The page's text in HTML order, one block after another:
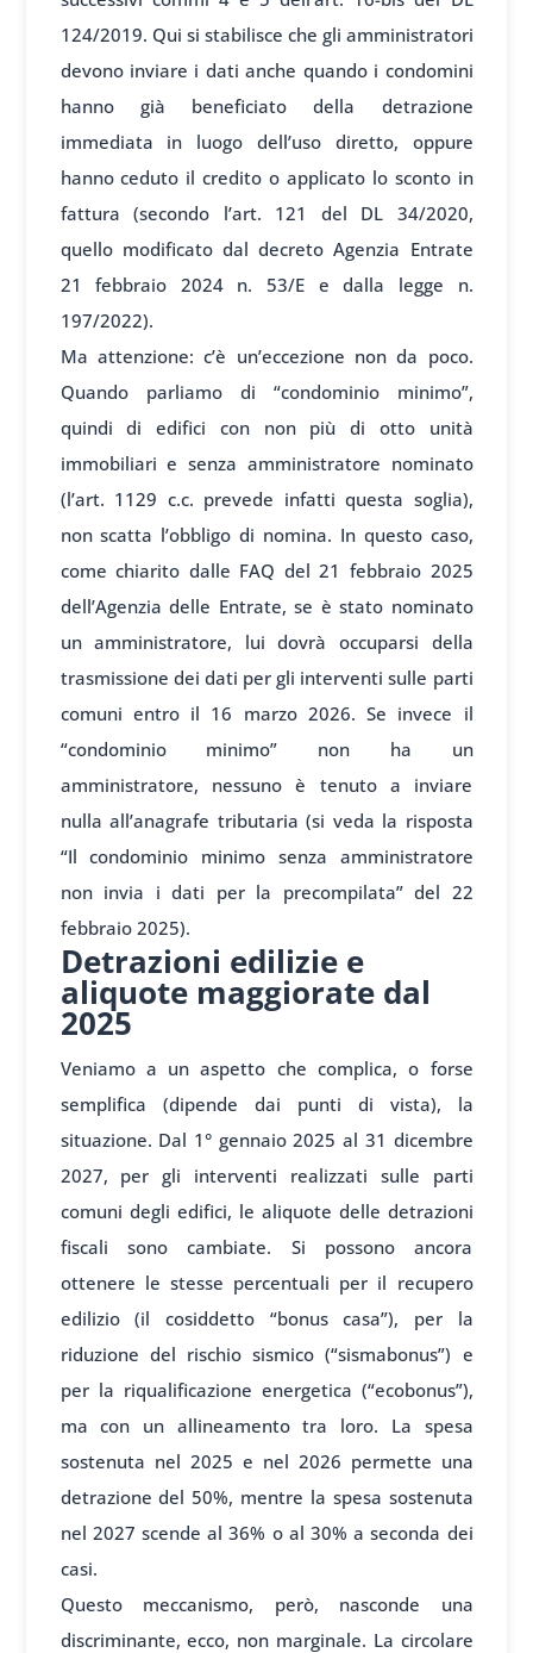
124/2019. Qui si stabilisce che gli amministratori
devono inviare i dati anche quando i condomini
hanno già beneficiato della detrazione
immediata in luogo dell’uso diretto, oppure
hanno ceduto il credito o applicato lo sconto in
fattura (secondo l’art. 121 del DL 34/2020,
quello modificato dal decreto Agenzia Entrate
21 febbraio 2024 n. 53/E e dalla legge n.
197/2022).
Ma attenzione: c’è un’eccezione non da poco.
Quando parliamo di “condominio minimo”,
quindi di edifici con non più di otto unità
immobiliari e senza amministratore nominato
(l’art. 1129 c.c. prevede infatti questa soglia),
non scatta l’obbligo di nomina. In questo caso,
come chiarito dalle FAQ del 21 febbraio 2025
dell’Agenzia delle Entrate, se è stato nominato
un amministratore, lui dovrà occuparsi della
trasmissione dei dati per gli interventi sulle parti
comuni entro il 16 marzo 2026. Se invece il
“condominio minimo” non ha un
amministratore, nessuno è tenuto a inviare
nulla all’anagrafe tributaria (si veda la risposta
“Il condominio minimo senza amministratore
non invia i dati per la precompilata” del 22
febbraio 2025).
Detrazioni edilizie e
aliquote maggiorate dal
2025
Veniamo a un aspetto che complica, o forse
semplifica (dipende dai punti di vista), la
situazione. Dal 1° gennaio 2025 al 31 dicembre
2027, per gli interventi realizzati sulle parti
comuni degli edifici, le aliquote delle detrazioni
fiscali sono cambiate. Si possono ancora
ottenere le stesse percentuali per il recupero
edilizio (il cosiddetto “bonus casa”), per la
riduzione del rischio sismico (“sismabonus”) e
per la riqualificazione energetica (“ecobonus”),
ma con un allineamento tra loro. La spesa
sostenuta nel 2025 e nel 2026 permette una
detrazione del 50%, mentre la spesa sostenuta
nel 2027 scende al 36% o al 30% a seconda dei
casi.
Questo meccanismo, però, nasconde una
discriminante, ecco, non marginale. La circolare